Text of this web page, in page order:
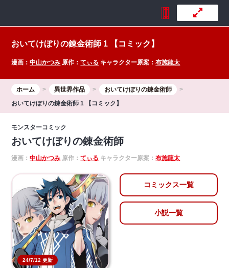
おいてけぼりの錬金術師 1 【コミック】
漫画：中山かつみ 原作：てぃる キャラクター原案：布施龍太
ホーム 異世界作品
おいてけぼりの錬金術師
おいてけぼりの錬金術師 1 【コミック】
モンスターコミック
おいてけぼりの錬金術師
漫画：中山かつみ 原作：てぃる キャラクター原案：布施龍太
24/7/12 更新
コミックス一覧
小説一覧